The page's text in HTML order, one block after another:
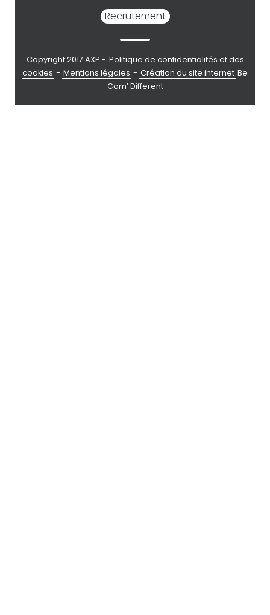
Recrutement
Copyright 2017 AXP - Politique de confidentialités et des
cookies - Mentions légales - Création du site internet Be
Com’ Different